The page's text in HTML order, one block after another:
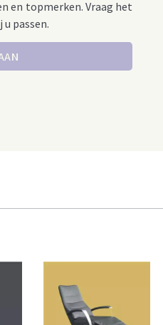
en topmerken. Vraag het
passen.